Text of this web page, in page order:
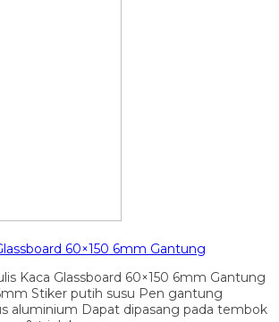
60×150 6mm Gantung
Kaca Glassboard 60×150 6mm Gantung
Stiker putih susu Pen gantung
aluminium Dapat dipasang pada tembok